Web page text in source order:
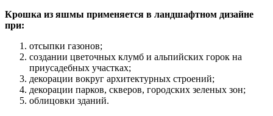
Крошка из яшмы применяется в ландшафтном дизайне
при:
отсыпки газонов;
создании цветочных клумб и альпийских горок на
приусадебных участках;
декорации вокруг архитектурных строений;
декорации парков, скверов, городских зеленых зон;
облицовки зданий.